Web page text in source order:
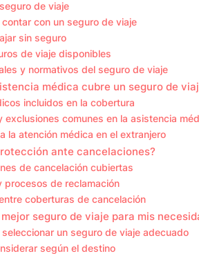
de viaje
con un seguro de viaje
sin seguro
de viaje disponibles
y normativos del seguro de viaje
médica cubre un seguro de
incluidos en la cobertura
exclusiones comunes en la asistencia
la atención médica en el extranjero
ante cancelaciones?
de cancelación cubiertas
procesos de reclamación
coberturas de cancelación
seguro de viaje para mis
un seguro de viaje adecuado
según el destino